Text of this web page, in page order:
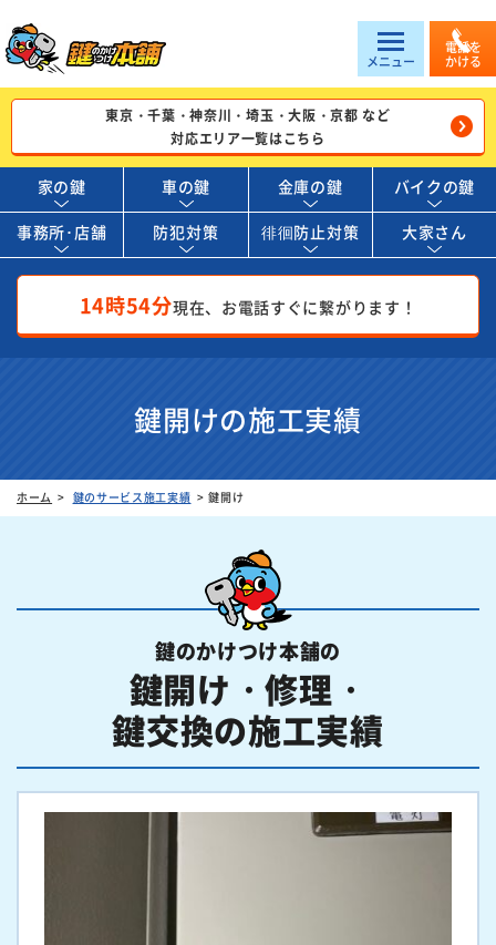
メニュー
電話を
かける
東京・千葉・神奈川・埼玉・大阪・京都 など
対応エリア一覧はこちら
家の鍵 車の鍵 金庫の鍵 バイクの鍵
事務所･店舗 防犯対策 徘徊防止対策 大家さん
14時54分現在、お電話すぐに繋がります！
鍵開けの施工実績
ホーム 鍵のサービス施工実績 鍵開け
鍵のかけつけ本舗の
鍵開け・修理・
鍵交換の施工実績